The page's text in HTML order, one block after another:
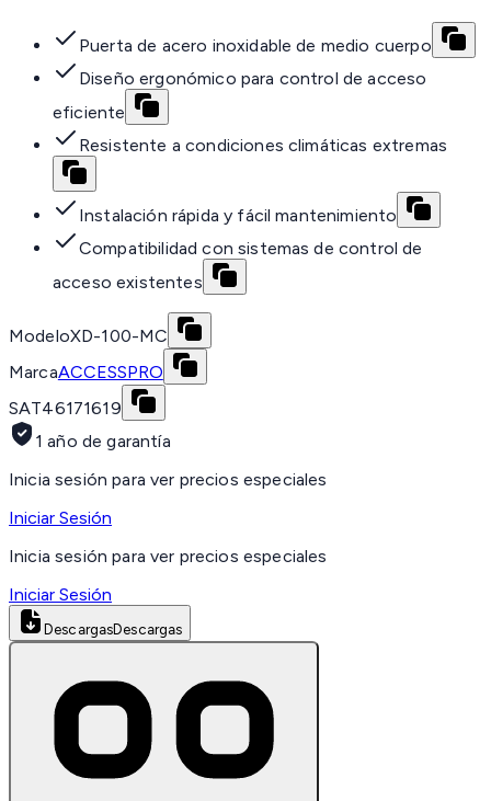
Puerta de acero inoxidable de medio cuerpo
Diseño ergonómico para control de acceso
eficiente
Resistente a condiciones climáticas extremas
Instalación rápida y fácil mantenimiento
Compatibilidad con sistemas de control de
acceso existentes
ModeloXD-100-MC
MarcaACCESSPRO
SAT46171619
1 año de garantía
Inicia sesión para ver precios especiales
Iniciar Sesión
Inicia sesión para ver precios especiales
Iniciar Sesión
DescargasDescargas